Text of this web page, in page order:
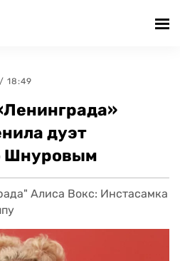
18:49
дуэт
Шнуровым
Алиса Вокс: Инстасамка